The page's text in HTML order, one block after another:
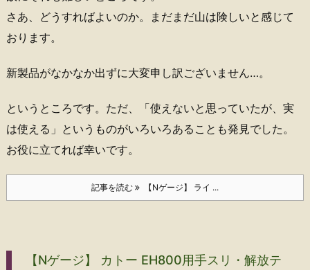
さあ、どうすればよいのか。まだまだ山は険しいと感じて
おります。
新製品がなかなか出ずに大変申し訳ございません…。
というところです。ただ、「使えないと思っていたが、実
は使える」というものがいろいろあることも発見でした。
お役に立てれば幸いです。
記事を読む 【Nゲージ】 ライ ...
【Nゲージ】 カトー EH800用手スリ・解放テ